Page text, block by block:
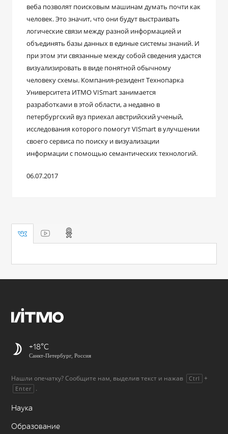
веба позволят поисковым машинам думать почти как
человек. Это значит, что они будут выстраивать
логические связи между разной информацией и
объединять базы данных в единые системы знаний. И
при этом эти связанные между собой сведения удастся
визуализировать в виде понятной обычному
человеку схемы. Компания-резидент Технопарка
Университета ИТМО VISmart занимается
разработками в этой области, а недавно в
петербургский вуз приехал австрийский ученый,
исследования которого помогут VISmart в улучшении
своего сервиса по поиску и визуализации
информации с помощью семантических технологий.
06.07.2017
+18
Санкт-Петербург, Россия
Нашли опечатку? Сообщите нам, выделив текст и нажав Ctrl +
Enter .
Наука
Образование